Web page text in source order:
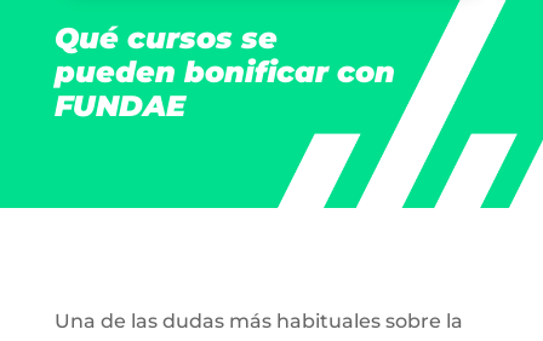
Qué cursos se
pueden bonificar con
FUNDAE
Una de las dudas más habituales sobre la